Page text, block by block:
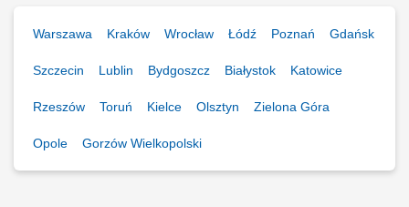
Warszawa Kraków Wrocław Łódź Poznań Gdańsk
Szczecin Lublin Bydgoszcz Białystok Katowice
Rzeszów Toruń Kielce Olsztyn Zielona Góra
Opole Gorzów Wielkopolski